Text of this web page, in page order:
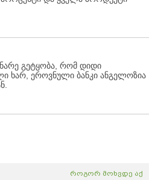
გეტყობა, რომ დიდი
ხარ, ეროვნული ბანკი ანგელოზია
როგორ მოხვდე აქ